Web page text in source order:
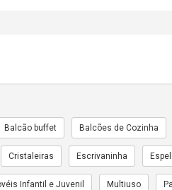
Balcão buffet Balcões de Cozinha
Cristaleiras Escrivaninha
Infantil e Juvenil Multiuso